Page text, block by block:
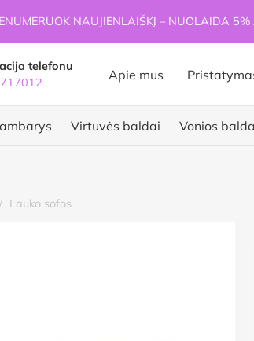
NAUJIENLAIŠKĮ – NUOLAIDA 5%
telefonu
Apie mus
Virtuvės baldai Vonios
/ Lauko sofos